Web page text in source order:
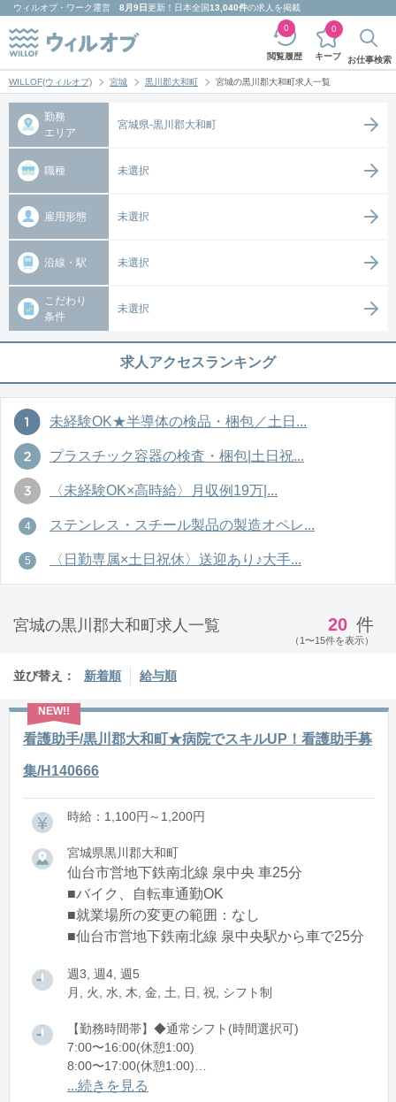
ウィルオブ・ワーク運営 8月9日更新！日本全国13,040件の求人を掲載
閲覧履歴
0
キープ
0
お仕事検索
WILLOF(ウィルオブ) 宮城 黒川郡大和町 宮城の黒川郡大和町求人一覧
勤務
エリア
宮城県-黒川郡大和町
職種 未選択
雇用形態 未選択
沿線・駅 未選択
こだわり
条件
未選択
求人アクセスランキング
未経験OK★半導体の検品・梱包／土日...
プラスチック容器の検査・梱包|土日祝...
〈未経験OK×高時給〉月収例19万|...
ステンレス・スチール製品の製造オペレ...
〈日勤専属×土日祝休〉送迎あり♪大手...
宮城の黒川郡大和町求人一覧 20 件
（1〜15件を表示）
並び替え： 新着順 給与順
看護助手/黒川郡大和町★病院でスキルUP！看護助手募
集/H140666
時給：1,100円～1,200円
宮城県黒川郡大和町
仙台市営地下鉄南北線 泉中央 車25分
■バイク、自転車通勤OK
■就業場所の変更の範囲：なし
■仙台市営地下鉄南北線 泉中央駅から車で25分
週3, 週4, 週5
月, 火, 水, 木, 金, 土, 日, 祝, シフト制
【勤務時間帯】◆通常シフト(時間選択可)
7:00〜16:00(休憩1:00)
8:00〜17:00(休憩1:00)
12:00〜21:00(休憩1:00)
...続きを見る